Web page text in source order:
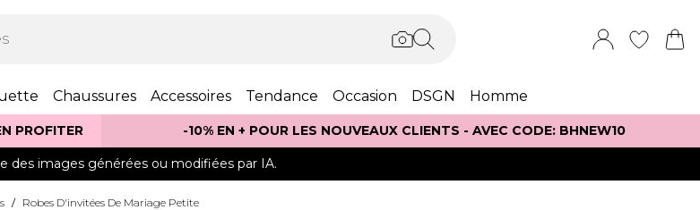
Chaussures Accessoires Tendance Occasion DSGN Homme
PROFITER -10% EN + POUR LES NOUVEAUX CLIENTS - AVEC CODE: BHNEW10
des images générées ou modifiées par IA.
/ Robes D'invitées De Mariage Petite